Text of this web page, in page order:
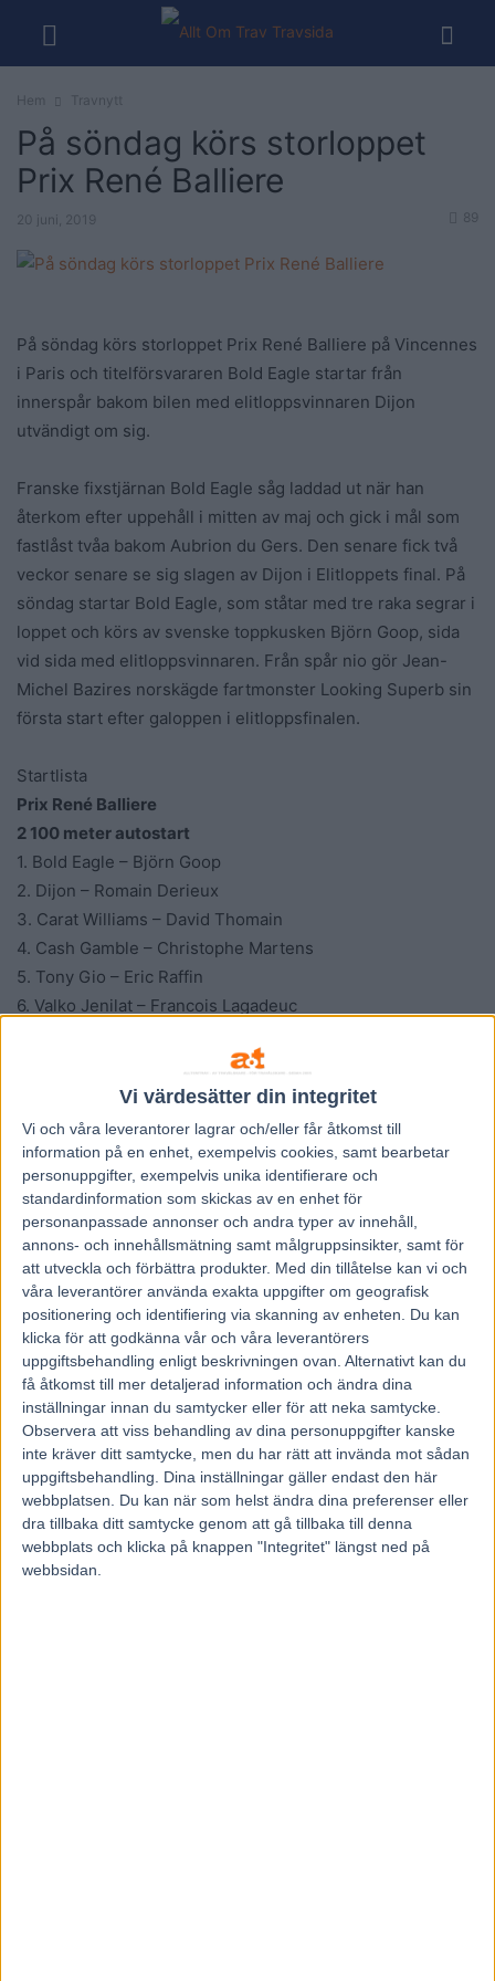
Vi värdesätter din integritet
Vi och våra leverantorer lagrar och/eller får åtkomst till
information på en enhet, exempelvis cookies, samt bearbetar
personuppgifter, exempelvis unika identifierare och
standardinformation som skickas av en enhet för
personanpassade annonser och andra typer av innehåll,
annons- och innehållsmätning samt målgruppsinsikter, samt för
att utveckla och förbättra produkter. Med din tillåtelse kan vi och
våra leverantörer använda exakta uppgifter om geografisk
positionering och identifiering via skanning av enheten. Du kan
klicka för att godkänna vår och våra leverantörers
uppgiftsbehandling enligt beskrivningen ovan. Alternativt kan du
få åtkomst till mer detaljerad information och ändra dina
inställningar innan du samtycker eller för att neka samtycke.
Observera att viss behandling av dina personuppgifter kanske
inte kräver ditt samtycke, men du har rätt att invända mot sådan
uppgiftsbehandling. Dina inställningar gäller endast den här
webbplatsen. Du kan när som helst ändra dina preferenser eller
dra tillbaka ditt samtycke genom att gå tillbaka till denna
webbplats och klicka på knappen "Integritet" längst ned på
webbsidan.
Hem Travnytt
På söndag körs storloppet
Prix René Balliere
20 juni, 2019 89
På söndag körs storloppet Prix René Balliere på Vincennes
i Paris och titelförsvararen Bold Eagle startar från
innerspår bakom bilen med elitloppsvinnaren Dijon
utvändigt om sig.
Franske fixstjärnan Bold Eagle såg laddad ut när han
återkom efter uppehåll i mitten av maj och gick i mål som
fastlåst tvåa bakom Aubrion du Gers. Den senare fick två
veckor senare se sig slagen av Dijon i Elitloppets final. På
söndag startar Bold Eagle, som ståtar med tre raka segrar i
loppet och körs av svenske toppkusken Björn Goop, sida
vid sida med elitloppsvinnaren. Från spår nio gör Jean-
Michel Bazires norskägde fartmonster Looking Superb sin
första start efter galoppen i elitloppsfinalen.
Startlista
Prix René Balliere
2 100 meter autostart
1. Bold Eagle – Björn Goop
2. Dijon – Romain Derieux
3. Carat Williams – David Thomain
4. Cash Gamble – Christophe Martens
5. Tony Gio – Eric Raffin
6. Valko Jenilat – Francois Lagadeuc
8. Billie de Montfort – Gabriele Gelormini
9. Looking Superb – Jean Michel Bazire
10.Tessy d’Ete – Franck Nivard
11.Orlando Jet – Rudolf Haller
12.Cobra Bleu – Pierre Vercruysse
13.Detroit Castelets – Matthieu Abrivard
Förstapris: 785 000 kronor
Ola Johansson, Kanal 75
Föregående artikel
Inför V75: Peter Untersteiner
hoppas att konkurrenterna
kör musten ur varandra
Nästa artikel
Inför GS75: Den
toppstammade dyrgripen
har börjat karriären på bästa